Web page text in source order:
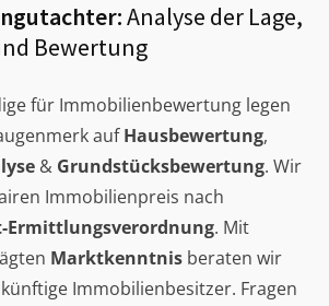
Analyse der Lage,
Bewertung
für Immobilienbewertung legen
aufHausbewertung,
& Grundstücksbewertung. Wir
Immobilienpreis nach
Ermittlungsverordnung. Mit
Marktkenntnis beraten wir
Immobilienbesitzer. Fragen